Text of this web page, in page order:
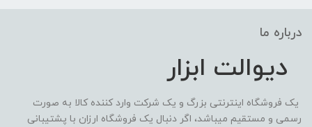
درباره ما
دیوالت ابزار
یک فروشگاه اینترنتی بزرگ و یک شرکت وارد کننده کالا به صورت
رسمی و مستقیم میباشد، اگر دنبال یک فروشگاه ارزان با پشتیبانی